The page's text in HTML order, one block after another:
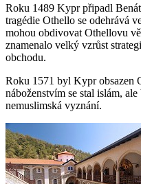
Roku 1489 Kypr připadl
tragédie Othello se odehrává
mohou obdivovat Othellovu
znamenalo velký vzrůst
obchodu.
Roku 1571 byl Kypr obsazen
náboženstvím se stal islám,
nemuslimská vyznání.